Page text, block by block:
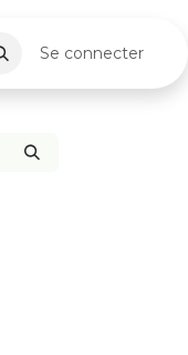
Se connecter